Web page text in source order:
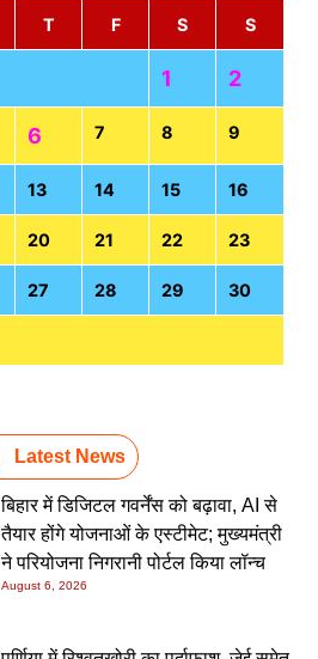
T F S S
1 2
6 7 8 9
13 14 15 16
20 21 22 23
27 28 29 30
Latest News
बिहार में डिजिटल गवर्नेंस को बढ़ावा, AI से
तैयार होंगे योजनाओं के एस्टीमेट; मुख्यमंत्री
ने परियोजना निगरानी पोर्टल किया लॉन्च
August 6, 2026